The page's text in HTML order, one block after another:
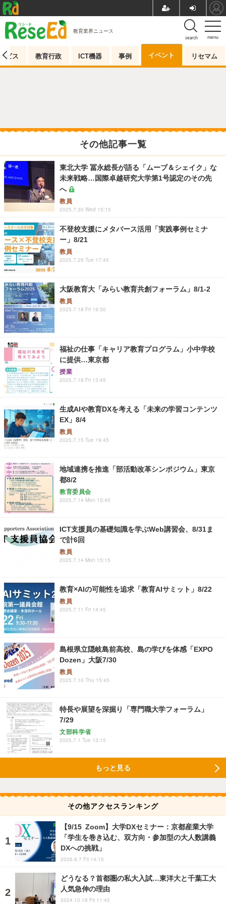
menu
search
教育業界ニュース
ビス 教育行政 ICT機器 事例 イベント リセマム
その他記事一覧
東北大学 冨永総長が語る「ムーブ＆シェイク」な
未来戦略…国際卓越研究大学第1号認定のその先
へ
教員
2025.7.30 Wed 15:15
不登校支援にメタバース活用「実践事例セミナ
ー」8/21
教員
2025.7.29 Tue 17:45
大阪教育大「みらい教育共創フォーラム」8/1-2
教員
2025.7.18 Fri 19:30
福祉の仕事「キャリア教育プログラム」小中学校
に提供…東京都
授業
2025.7.18 Fri 13:45
生成AIや教育DXを考える「未来の学習コンテンツ
EX」8/4
教員
2025.7.15 Tue 19:45
地域連携を推進「部活動改革シンポジウム」東京
都8/2
教育委員会
2025.7.14 Mon 15:45
ICT支援員の基礎知識を学ぶWeb講習会、8/31ま
で計6回
教員
2025.7.14 Mon 15:15
教育×AIの可能性を追求「教育AIサミット」8/22
教員
2025.7.11 Fri 14:45
島根県立隠岐島前高校、島の学びを体感「EXPO
Dozen」大阪7/30
教員
2025.7.10 Thu 15:45
特長や展望を深掘り「専門職大学フォーラム」
7/29
文部科学省
2025.7.1 Tue 13:15
もっと見る
その他アクセスランキング
【9/15 Zoom】大学DXセミナー：京都産業大学
「学生を巻き込む、双方向・参加型の大人数講義
DXへの挑戦」
2026.8.7 Fri 14:15
どうなる？首都圏の私大入試…東洋大と千葉工大
人気急伸の理由
2024.10.18 Fri 11:45